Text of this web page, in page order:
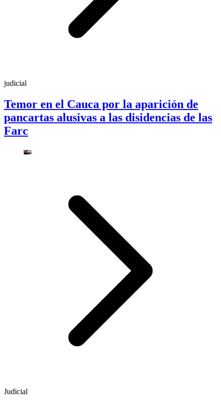
judicial
Temor en el Cauca por la aparición de
pancartas alusivas a las disidencias de las
Farc
Judicial